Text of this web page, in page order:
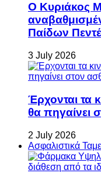
Ο Κυριάκος
Παίδων
3 July 2026
Έρχονται τα
θα πηγαίνει
2 July 2026
Ασφαλιστικά